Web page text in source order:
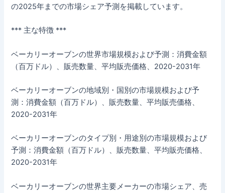
の2025年までの市場シェア予測を掲載しています。
*** 主な特徴 ***
ベーカリーオーブンの世界市場規模および予測：消費金額
（百万ドル）、販売数量、平均販売価格、2020-2031年
ベーカリーオーブンの地域別・国別の市場規模および予
測：消費金額（百万ドル）、販売数量、平均販売価格、
2020-2031年
ベーカリーオーブンのタイプ別・用途別の市場規模および
予測：消費金額（百万ドル）、販売数量、平均販売価格、
2020-2031年
ベーカリーオーブンの世界主要メーカーの市場シェア、売